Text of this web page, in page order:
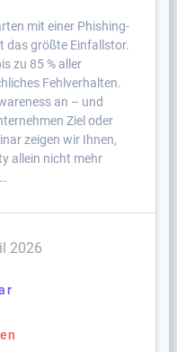
mit einer Phishing-
das größte Einfallstor.
zu 85 % aller
Fehlverhalten.
an – und
Ziel oder
zeigen wir Ihnen,
allein nicht mehr
2026